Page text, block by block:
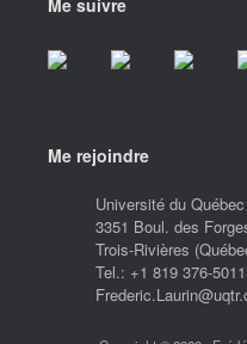
Me rejoindre
Université du
3351 Boul. des
Trois-Rivières
Tel.: +1 819 376-